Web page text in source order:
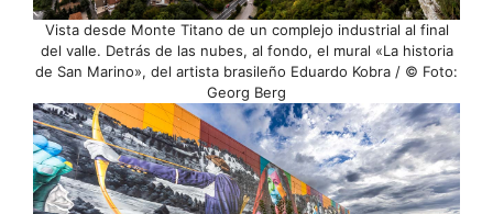
Vista desde Monte Titano de un complejo industrial al final
del valle. Detrás de las nubes, al fondo, el mural «La historia
de San Marino», del artista brasileño Eduardo Kobra / © Foto:
Georg Berg